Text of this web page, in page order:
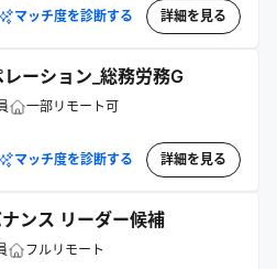
マッチ度を診断する 詳細を見る
ーション_総務労務G
一部リモート可
マッチ度を診断する 詳細を見る
ンス リーダー候補
フルリモート